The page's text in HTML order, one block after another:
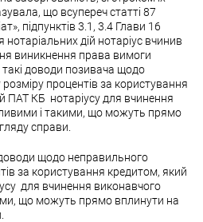
що всупереч статті 87
підпунктів 3.1, 3.4 Глави 16
нотаріальних дій нотаріус вчинив
виникнення права вимоги
доводи позивача щодо
процентів за користування
ПАТ КБ нотаріусу для вчинення
і такими, що можуть прямо
справи.
щодо неправильного
за користування кредитом, який
для вчинення виконавчого
що можуть прямо вплинути на